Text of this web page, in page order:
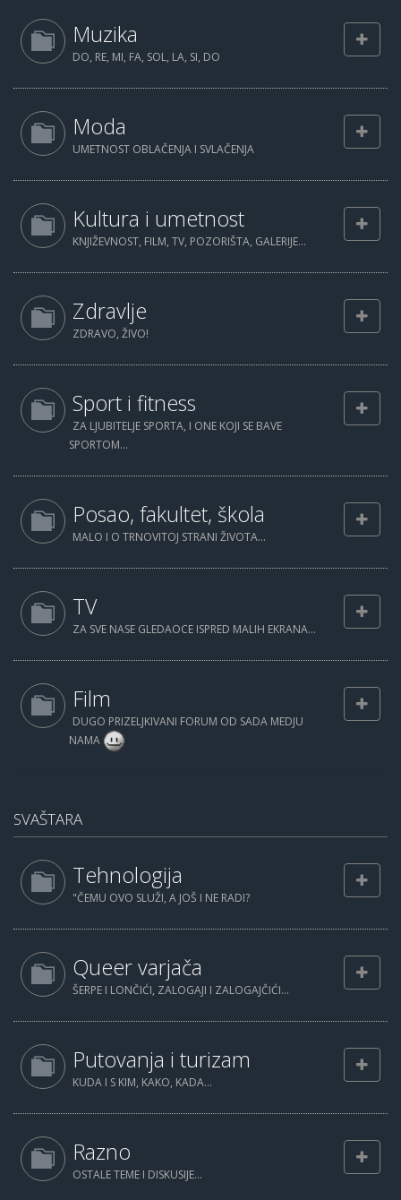
Muzika
DO, RE, MI, FA, SOL, LA, SI, DO
Moda
UMETNOST OBLAČENJA I SVLAČENJA
Kultura i umetnost
KNJIŽEVNOST, FILM, TV, POZORIŠTA, GALERIJE...
Zdravlje
ZDRAVO, ŽIVO!
Sport i fitness
ZA LJUBITELJE SPORTA, I ONE KOJI SE BAVE
SPORTOM...
Posao, fakultet, škola
MALO I O TRNOVITOJ STRANI ŽIVOTA...
TV
ZA SVE NASE GLEDAOCE ISPRED MALIH EKRANA...
Film
DUGO PRIZELJKIVANI FORUM OD SADA MEDJU
NAMA
SVAŠTARA
Tehnologija
"ČEMU OVO SLUŽI, A JOŠ I NE RADI?
Queer varjača
ŠERPE I LONČIĆI, ZALOGAJI I ZALOGAJČIĆI...
Putovanja i turizam
KUDA I S KIM, KAKO, KADA...
Razno
OSTALE TEME I DISKUSIJE...